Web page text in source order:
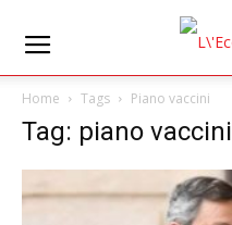
Home Tags Piano vaccini
Tag: piano vaccini